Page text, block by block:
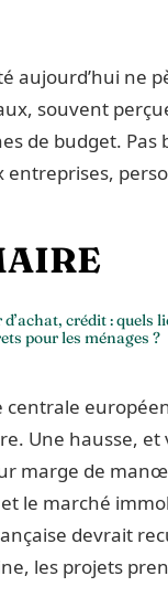
aujourd’hui ne
souvent
de budget. Pas
entreprises,
crédit : quels
pour les ménages ?
centrale
Une hausse, et
marge de
le marché
devrait
les projets